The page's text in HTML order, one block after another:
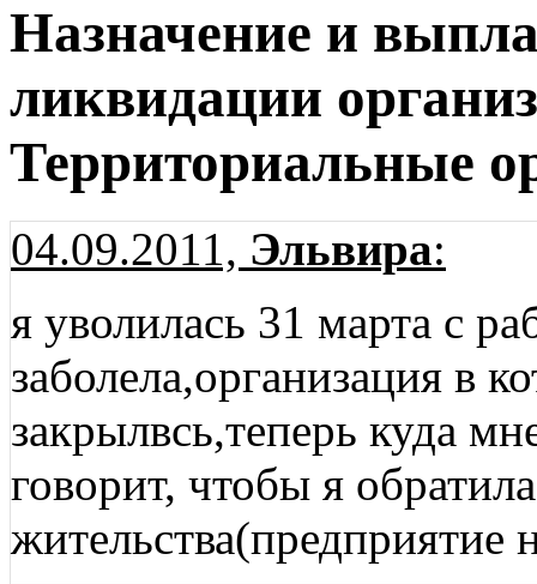
Назначение и
ликвидации
Территориальные
04.09.2011, Эльвира:
я уволилась 31 марта с
заболела,организация в
закрылвсь,теперь куда
говорит, чтобы я
жительства(предприятие